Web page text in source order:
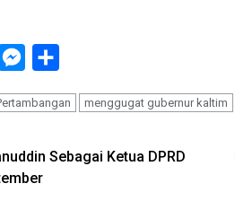
TelegramMessenger
menggugat gubernur kaltim
Sebagai Ketua DPRD